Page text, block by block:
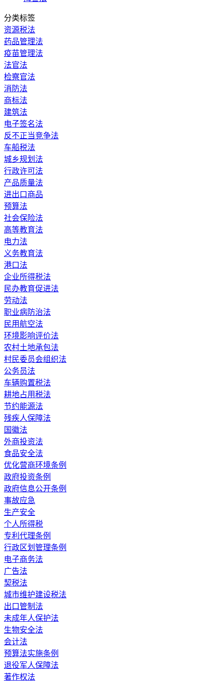
分类标签
资源税法
药品管理法
疫苗管理法
法官法
检察官法
消防法
商标法
建筑法
电子签名法
反不正当竞争法
车船税法
城乡规划法
行政许可法
产品质量法
进出口商品
预算法
社会保险法
高等教育法
电力法
义务教育法
港口法
企业所得税法
民办教育促进法
劳动法
职业病防治法
民用航空法
环境影响评价法
农村土地承包法
村民委员会组织法
公务员法
车辆购置税法
耕地占用税法
节约能源法
残疾人保障法
国徽法
外商投资法
食品安全法
优化营商环境条例
政府投资条例
政府信息公开条例
事故应急
生产安全
个人所得税
专利代理条例
行政区划管理条例
电子商务法
广告法
契税法
城市维护建设税法
出口管制法
未成年人保护法
生物安全法
会计法
预算法实施条例
退役军人保障法
著作权法